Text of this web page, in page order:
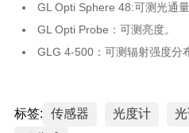
GL Opti Sphere 48:可测光通量
GL Opti Probe：可测亮度。
GLG 4-500：可测辐射强度分
标签: 传感器 光度计